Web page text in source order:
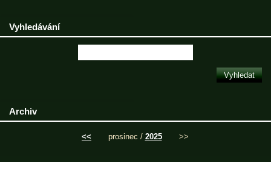
Vyhledávání
Archiv
<< prosinec / 2025 >>